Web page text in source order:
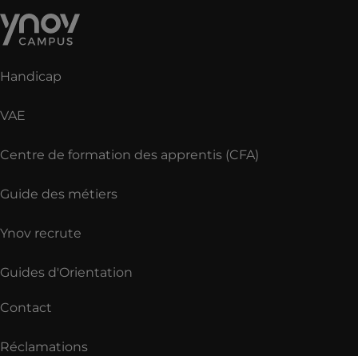
Handicap
VAE
Centre de formation des apprentis (CFA)
Guide des métiers
Ynov recrute
Guides d'Orientation
Contact
Réclamations